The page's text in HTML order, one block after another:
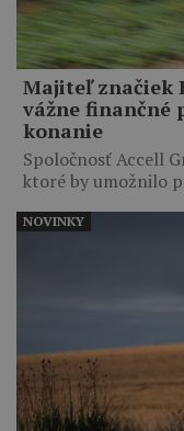
Majiteľ značiek
vážne finančné
konanie
Spoločnosť Accell
ktoré by umožnilo
NOVINKY